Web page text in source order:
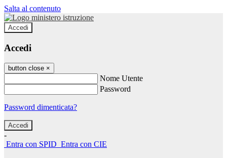
Salta al contenuto
Accedi
Accedi
button close ×
Nome Utente
Password
Password dimenticata?
-
Entra con SPID Entra con CIE